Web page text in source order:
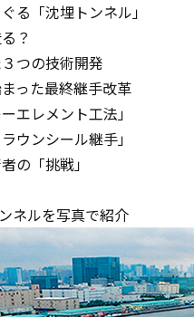
る「沈埋トンネル」
？
つの技術開発
った最終継⼿改⾰
エレメント⼯法」
ウンシール継⼿」
の「挑戦」
ネルを写真で紹介